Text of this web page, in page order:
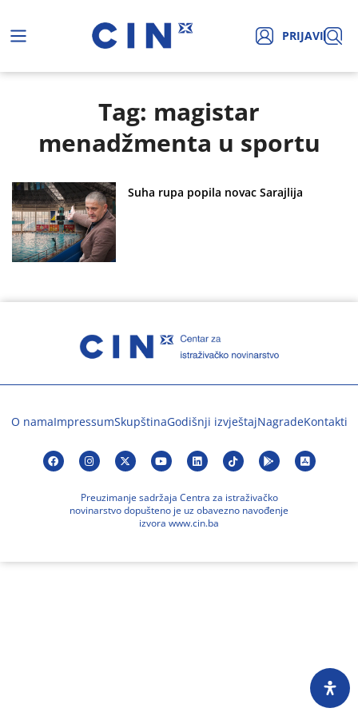
PRIJAVI
Tag: magistar
menadžmenta u sportu
Suha rupa popila novac Sarajlija
O namaImpressumSkupštinaGodišnji izvještajNagradeKontakti
Preuzimanje sadržaja Centra za istraživačko
novinarstvo dopušteno je uz obavezno navođenje
izvora www.cin.ba